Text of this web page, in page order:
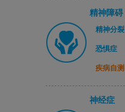
精神障碍
精神分裂
恐惧症
疾病自测
神经症